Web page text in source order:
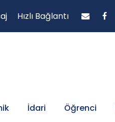
Hızlı Bağlantı
İdari Öğrenci